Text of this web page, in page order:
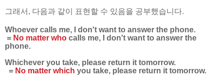
그래서, 다음과 같이 표현할 수 있음을 공부했습니다.
Whoever calls me, I don't want to answer the phone.
= No matter who calls me, I don't want to answer the
phone.
Whichever you take, please return it tomorrow.
= No matter which you take, please return it tomorrow.